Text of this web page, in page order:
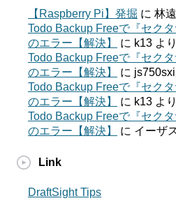
【Raspberry Pi】発掘 に 林遠
Todo Backup Freeで『セク
のエラー【解決】
に k13 より
Todo Backup Freeで『セク
のエラー【解決】
に
Todo Backup Freeで『セク
のエラー【解決】
に k13 より
Todo Backup Freeで『セク
のエラー【解決】
に イーザ
Link
DraftSight Tips